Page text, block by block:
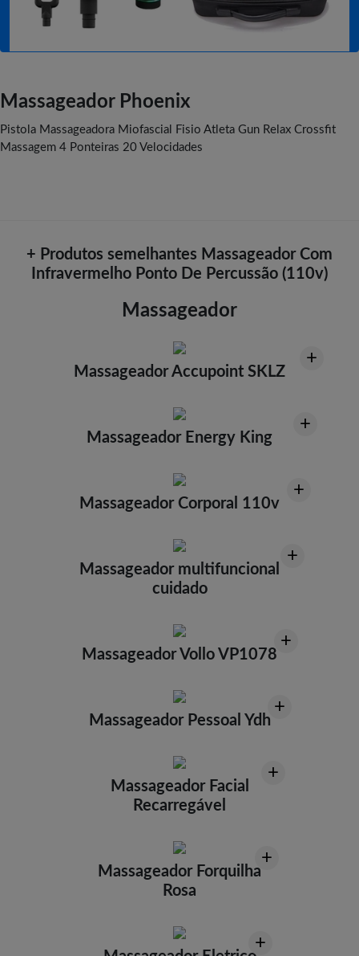
Massageador Phoenix
Pistola Massageadora Miofascial Fisio Atleta Gun Relax Crossfit
Massagem 4 Ponteiras 20 Velocidades
+ Produtos semelhantes Massageador Com
Infravermelho Ponto De Percussão (110v)
Massageador
+
Massageador Accupoint SKLZ
+
Massageador Energy King
+
Massageador Corporal 110v
+
Massageador multifuncional
cuidado
+
Massageador Vollo VP1078
+
Massageador Pessoal Ydh
+
Massageador Facial
Recarregável
+
Massageador Forquilha
Rosa
+